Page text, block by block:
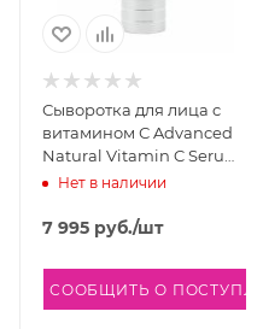
Уменьшает
упругости кожи.
Способствует
секрецию себума.
Не содержит
Основные ингредиенты:
Сыворотка для лица c
витамином С Advanced
Natural Vitamin C Serum,
35 мл
Нет в наличии
7 995 руб./шт
СООБЩИТЬ О